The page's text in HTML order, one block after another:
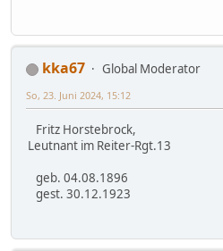
kka67
Global Moderator
So, 23. Juni 2024, 15:12
Fritz Horstebrock,
Leutnant im Reiter-Rgt.13
geb. 04.08.1896
gest. 30.12.1923